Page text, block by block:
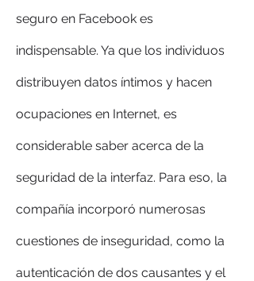
seguro en Facebook es
indispensable. Ya que los individuos
distribuyen datos íntimos y hacen
ocupaciones en Internet, es
considerable saber acerca de la
seguridad de la interfaz. Para eso, la
compañía incorporó numerosas
cuestiones de inseguridad, como la
autenticación de dos causantes y el